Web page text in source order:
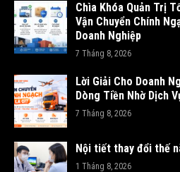
Chìa Khóa Quản Trị
Vận Chuyển Chính
Doanh Nghiệp
7 Tháng 8, 2026
Lời Giải Cho Doanh
Dòng Tiền Nhờ Dịch
7 Tháng 8, 2026
Nội tiết thay đổi thế
1 Tháng 8, 2026